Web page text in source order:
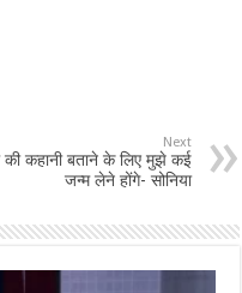
Next
की कहानी बताने के लिए मुझे कई
जन्म लेने होंगे- सोनिया